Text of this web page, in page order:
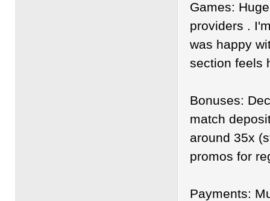
Games:
providers .
was happy
section feels
Bonuses:
match
around 35x
promos for
Payments: